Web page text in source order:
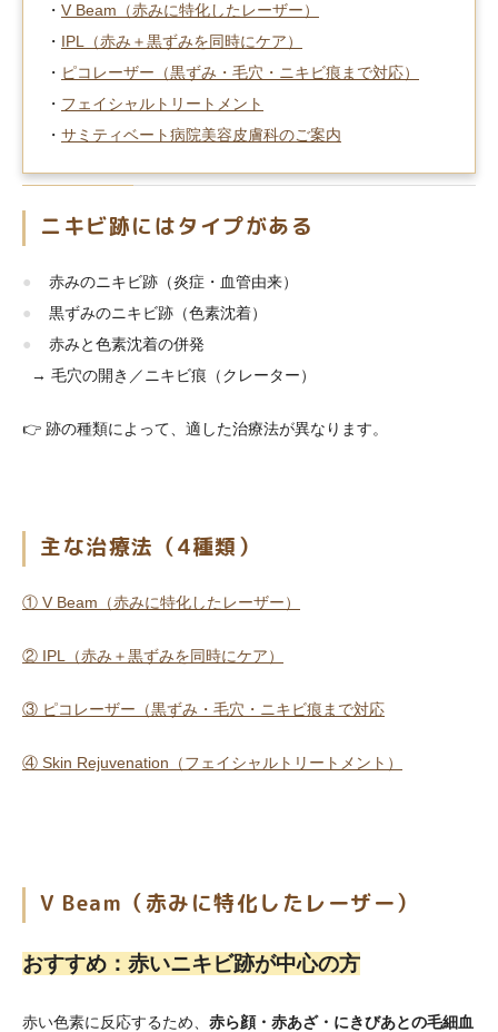
・ V Beam（赤みに特化したレーザー）
・ IPL（赤み＋黒ずみを同時にケア）
・ ピコレーザー（黒ずみ・毛穴・ニキビ痕まで対応）
・ フェイシャルトリートメント
・ サミティベート病院美容皮膚科のご案内
ニキビ跡にはタイプがある
赤みのニキビ跡（炎症・血管由来）
黒ずみのニキビ跡（色素沈着）
赤みと色素沈着の併発
→ 毛穴の開き／ニキビ痕（クレーター）
👉 跡の種類によって、適した治療法が異なります。
主な治療法（4種類）
① V Beam（赤みに特化したレーザー）
② IPL（赤み＋黒ずみを同時にケア）
③ ピコレーザー（黒ずみ・毛穴・ニキビ痕まで対応
④ Skin Rejuvenation（フェイシャルトリートメント）
V Beam（赤みに特化したレーザー）
おすすめ：赤いニキビ跡が中心の方
赤い色素に反応するため、 赤ら顔・赤あざ・にきびあとの毛細血